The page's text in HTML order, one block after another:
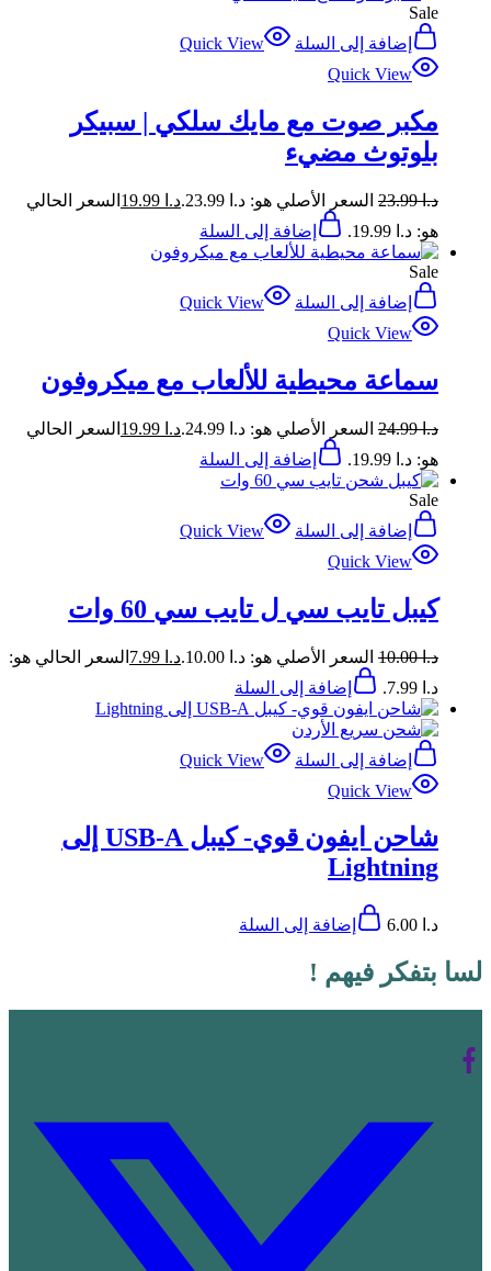
Sale
إضافة إلى السلة
Quick View
Quick View
مكبر صوت مع مايك سلكي | سبيكر
بلوتوث مضيء
د.ا23.99 السعر الأصلي هو: د.ا 23.99. د.ا
السعر الحالي
هو: د.ا 19.99.
إضافة إلى السلة
Sale
إضافة إلى السلة
Quick View
Quick View
سماعة محيطية للألعاب مع ميكروفون
د.ا24.99 السعر الأصلي هو: د.ا 24.99. د.ا
السعر الحالي
هو: د.ا 19.99.
إضافة إلى السلة
Sale
إضافة إلى السلة
Quick View
Quick View
كيبل تايب سي ل تايب سي 60 وات
د.ا10.00 السعر الأصلي هو: د.ا 10.00. د.ا
السعر الحالي هو:
د.ا 7.99.
إضافة إلى السلة
إضافة إلى السلة
Quick View
Quick View
شاحن ايفون قوي- كيبل USB-A إلى
Lightning
د.ا إضافة إلى السلة
لسا بتفكر فيهم !